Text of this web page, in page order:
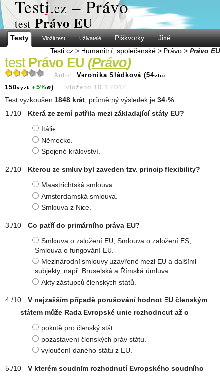
Testi.cz – Právo
test Právo EU
Testy Vložit test Uživatelé Piškvorky
Jiné
Testi.cz > Humanitní, společenské > Právo > Právo EU
test Právo EU (Právo)
Autor: Veronika Sládková (54vlož.
150vyzk. +5%ø) ... vloženo 10.1.2012
Test vyzkoušen 1848 krát , průměrný výsledek je 34 .1 %
Která ze zemí patřila mezi základající státy EU?
Itálie.
Německo.
Spojené království.
Kterou ze smluv byl zaveden tzv. princip flexibility?
Maastrichtská smlouva.
Amsterdamská smlouva.
Smlouva z Nice.
Co patří do primárního práva EU?
Smlouva o založení EU, Smlouva o založení ES,
Smlouva o fungování EU.
Mezinárodní smlouvy uzavřené mezi EU a dalšími
subjekty, např. Bruselská a Římská úmluva.
Akty zástupců členských států.
V nejzašším případě porušování hodnot EU členským
státem může Rada Evropské unie rozhodnout až o
pokutě pro členský stát.
pozastavení členských práv státu.
vyloučení daného státu z EU.
V kterém soudním rozhodnutí Evropského soudního